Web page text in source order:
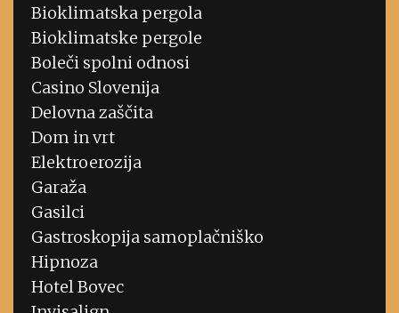
Bioklimatska pergola
Bioklimatske pergole
Boleči spolni odnosi
Casino Slovenija
Delovna zaščita
Dom in vrt
Elektroerozija
Garaža
Gasilci
Gastroskopija samoplačniško
Hipnoza
Hotel Bovec